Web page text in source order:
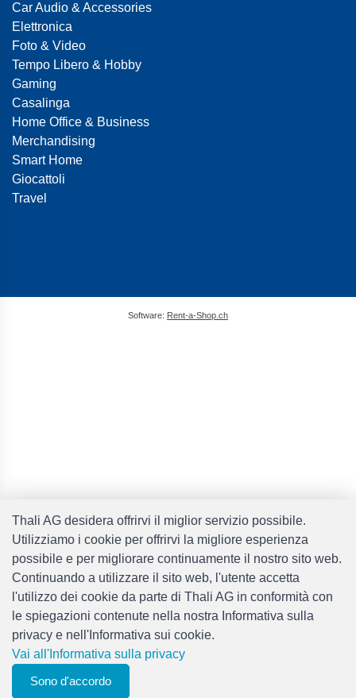
Filtri
Car Audio & Accessories
Elettronica
Foto & Video
Tempo Libero & Hobby
Gaming
Casalinga
Home Office & Business
Merchandising
Smart Home
Giocattoli
Travel
Software: Rent-a-Shop.ch
Thali AG desidera offrirvi il miglior servizio possibile.
Utilizziamo i cookie per offrirvi la migliore esperienza
possibile e per migliorare continuamente il nostro sito web.
Continuando a utilizzare il sito web, l'utente accetta
l'utilizzo dei cookie da parte di Thali AG in conformità con
le spiegazioni contenute nella nostra Informativa sulla
privacy e nell'Informativa sui cookie.
Vai all'Informativa sulla privacy
Sono d'accordo